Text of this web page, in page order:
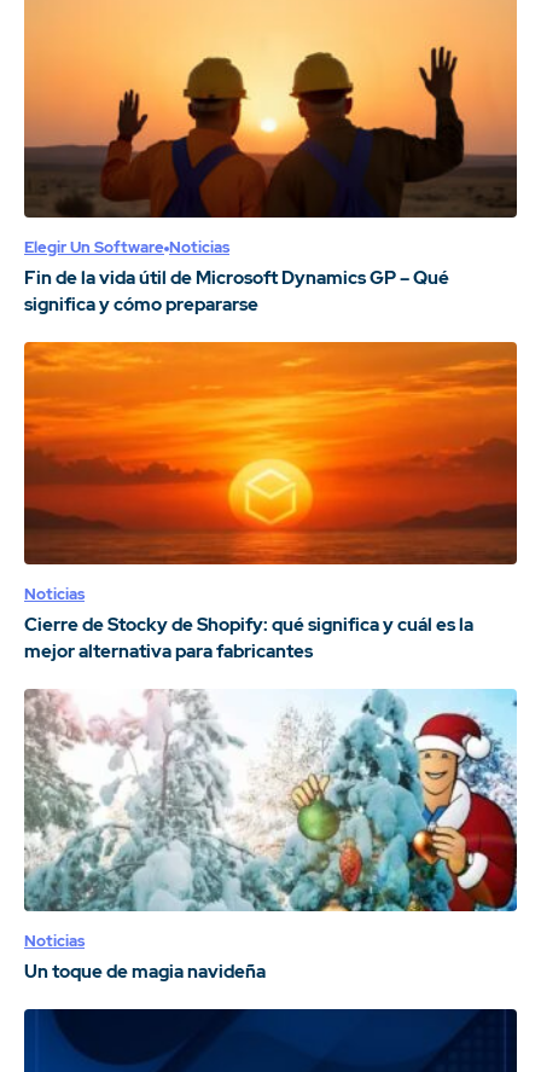
Elegir Un Software Noticias
Fin de la vida útil de Microsoft Dynamics GP – Qué
significa y cómo prepararse
Noticias
Cierre de Stocky de Shopify: qué significa y cuál es la
mejor alternativa para fabricantes
Noticias
Un toque de magia navideña